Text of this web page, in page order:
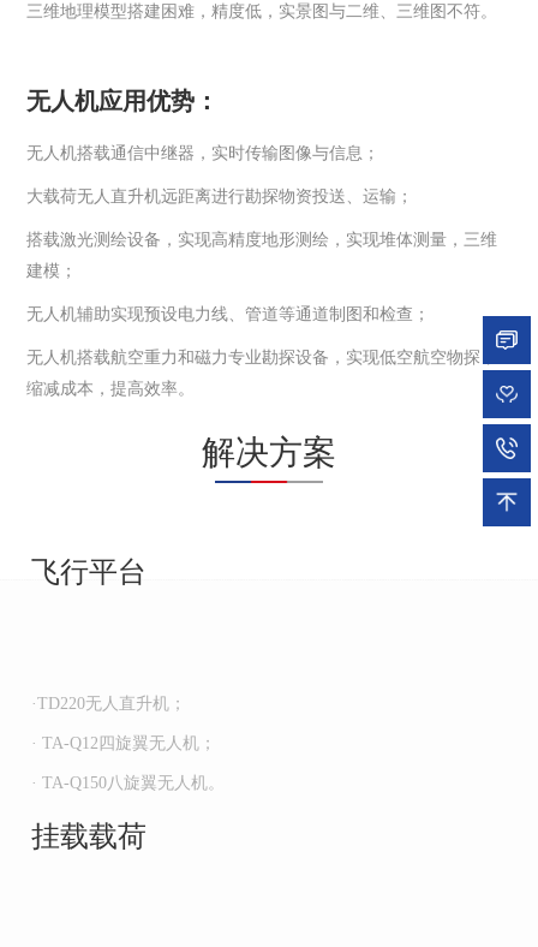
三维地理模型搭建困难，精度低，实景图与二维、三维图不符。
无人机应用优势：
无人机搭载通信中继器，实时传输图像与信息；
大载荷无人直升机远距离进行勘探物资投送、运输；
搭载激光测绘设备，实现高精度地形测绘，实现堆体测量，三维
建模；
无人机辅助实现预设电力线、管道等通道制图和检查；
无人机搭载航空重力和磁力专业勘探设备，实现低空航空物探，
缩减成本，提高效率。
解决方案
飞行平台
·TD220无人直升机；
· TA-Q12四旋翼无人机；
· TA-Q150八旋翼无人机。
挂载载荷